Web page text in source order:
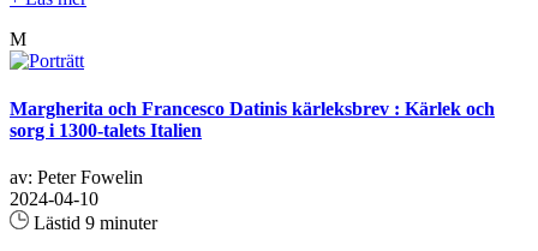
M
Margherita och Francesco Datinis kärleksbrev : Kärlek och
sorg i 1300-talets Italien
av: Peter Fowelin
2024-04-10
Lästid 9 minuter